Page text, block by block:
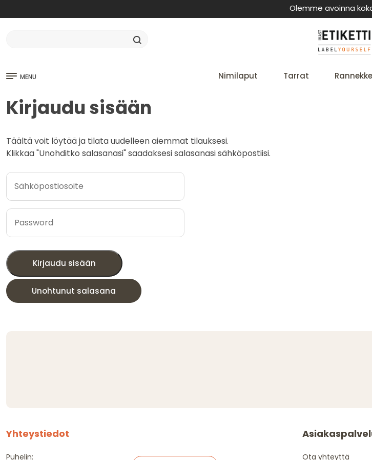
Olemme avoinna
MENU Nimilaput Tarrat
Kirjaudu sisään
Täältä voit löytää ja tilata uudelleen aiemmat tilauksesi.
Klikkaa "Unohditko salasanasi" saadaksesi salasanasi sähköpostiisi.
Kirjaudu sisään
Unohtunut salasana
Yhteystiedot
Puhelin: Ota yhteyttä